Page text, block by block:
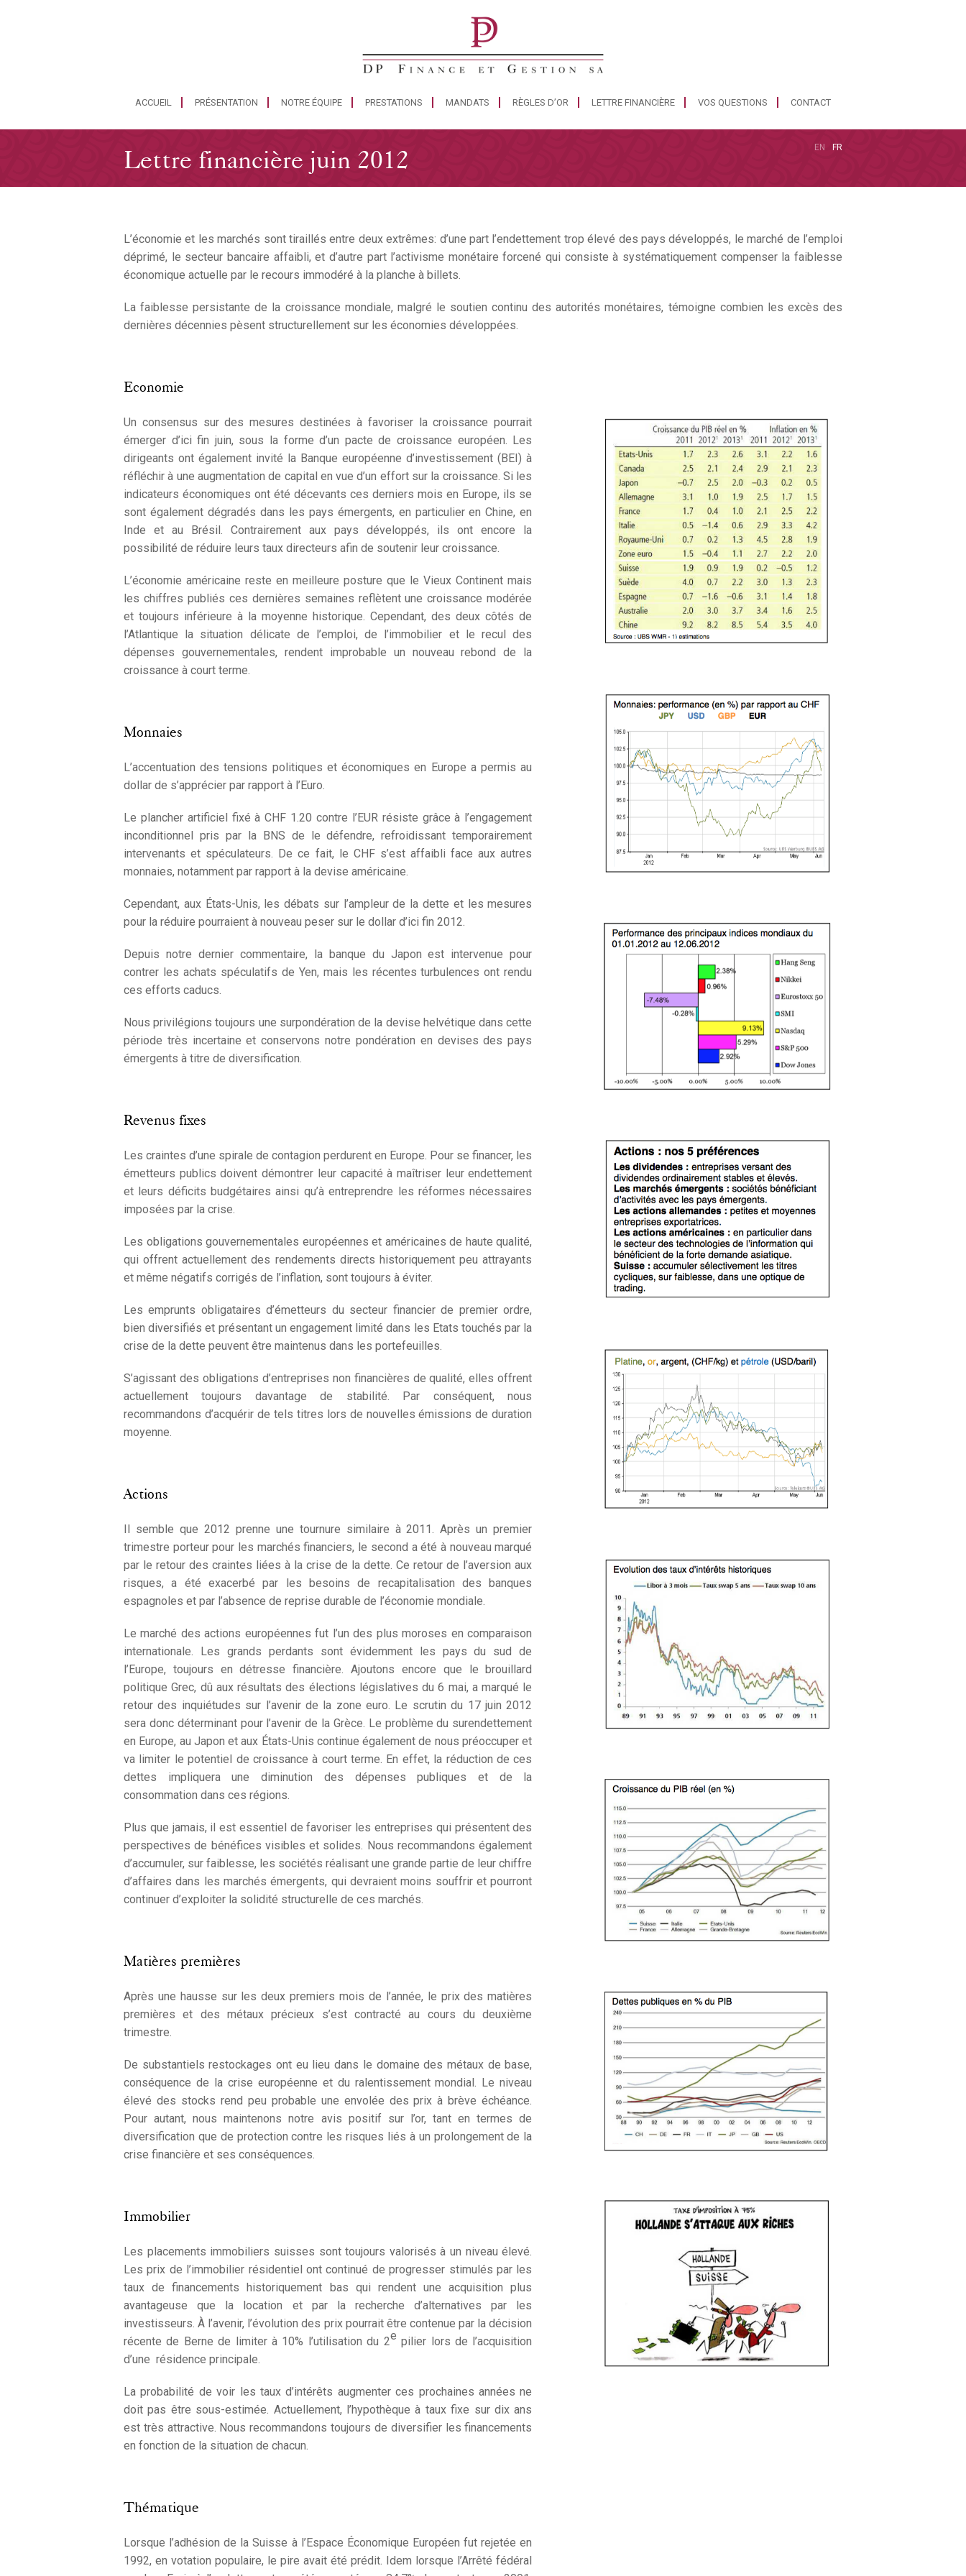
ACCUEIL PRÉSENTATION NOTRE ÉQUIPE PRESTATIONS MANDATS RÈGLES D’OR LETTRE FINANCIÈRE VOS QUESTIONS CONTACT
FR
EN
Lettre financière juin 2012
L’économie et les marchés sont tiraillés entre deux extrêmes: d’une part l’endettement trop élevé des pays développés, le marché de l’emploi
déprimé, le secteur bancaire affaibli, et d’autre part l’activisme monétaire forcené qui consiste à systématiquement compenser la faiblesse
économique actuelle par le recours immodéré à la planche à billets.
La faiblesse persistante de la croissance mondiale, malgré le soutien continu des autorités monétaires, témoigne combien les excès des
dernières décennies pèsent structurellement sur les économies développées.
Economie
Un consensus sur des mesures destinées à favoriser la croissance pourrait
émerger d’ici fin juin, sous la forme d’un pacte de croissance européen. Les
dirigeants ont également invité la Banque européenne d’investissement (BEI) à
réfléchir à une augmentation de capital en vue d’un effort sur la croissance. Si les
indicateurs économiques ont été décevants ces derniers mois en Europe, ils se
sont également dégradés dans les pays émergents, en particulier en Chine, en
Inde et au Brésil. Contrairement aux pays développés, ils ont encore la
possibilité de réduire leurs taux directeurs afin de soutenir leur croissance.
L’économie américaine reste en meilleure posture que le Vieux Continent mais
les chiffres publiés ces dernières semaines reflètent une croissance modérée
et toujours inférieure à la moyenne historique. Cependant, des deux côtés de
l’Atlantique la situation délicate de l’emploi, de l’immobilier et le recul des
dépenses gouvernementales, rendent improbable un nouveau rebond de la
croissance à court terme.
Monnaies
L’accentuation des tensions politiques et économiques en Europe a permis au
dollar de s’apprécier par rapport à l’Euro.
Le plancher artificiel fixé à CHF 1.20 contre l’EUR résiste grâce à l’engagement
inconditionnel pris par la BNS de le défendre, refroidissant temporairement
intervenants et spéculateurs. De ce fait, le CHF s’est affaibli face aux autres
monnaies, notamment par rapport à la devise américaine.
Cependant, aux États-Unis, les débats sur l’ampleur de la dette et les mesures
pour la réduire pourraient à nouveau peser sur le dollar d’ici fin 2012.
Depuis notre dernier commentaire, la banque du Japon est intervenue pour
contrer les achats spéculatifs de Yen, mais les récentes turbulences ont rendu
ces efforts caducs.
Nous privilégions toujours une surpondération de la devise helvétique dans cette
période très incertaine et conservons notre pondération en devises des pays
émergents à titre de diversification.
Revenus fixes
Les craintes d’une spirale de contagion perdurent en Europe. Pour se financer, les
émetteurs publics doivent démontrer leur capacité à maîtriser leur endettement
et leurs déficits budgétaires ainsi qu’à entreprendre les réformes nécessaires
imposées par la crise.
Les obligations gouvernementales européennes et américaines de haute qualité,
qui offrent actuellement des rendements directs historiquement peu attrayants
et même négatifs corrigés de l’inflation, sont toujours à éviter.
Les emprunts obligataires d’émetteurs du secteur financier de premier ordre,
bien diversifiés et présentant un engagement limité dans les Etats touchés par la
crise de la dette peuvent être maintenus dans les portefeuilles.
S’agissant des obligations d’entreprises non financières de qualité, elles offrent
actuellement toujours davantage de stabilité. Par conséquent, nous
recommandons d’acquérir de tels titres lors de nouvelles émissions de duration
moyenne.
Actions
Il semble que 2012 prenne une tournure similaire à 2011. Après un premier
trimestre porteur pour les marchés financiers, le second a été à nouveau marqué
par le retour des craintes liées à la crise de la dette. Ce retour de l’aversion aux
risques, a été exacerbé par les besoins de recapitalisation des banques
espagnoles et par l’absence de reprise durable de l’économie mondiale.
Le marché des actions européennes fut l’un des plus moroses en comparaison
internationale. Les grands perdants sont évidemment les pays du sud de
l’Europe, toujours en détresse financière. Ajoutons encore que le brouillard
politique Grec, dû aux résultats des élections législatives du 6 mai, a marqué le
retour des inquiétudes sur l’avenir de la zone euro. Le scrutin du 17 juin 2012
sera donc déterminant pour l’avenir de la Grèce. Le problème du surendettement
en Europe, au Japon et aux États-Unis continue également de nous préoccuper et
va limiter le potentiel de croissance à court terme. En effet, la réduction de ces
dettes impliquera une diminution des dépenses publiques et de la
consommation dans ces régions.
Plus que jamais, il est essentiel de favoriser les entreprises qui présentent des
perspectives de bénéfices visibles et solides. Nous recommandons également
d’accumuler, sur faiblesse, les sociétés réalisant une grande partie de leur chiffre
d’affaires dans les marchés émergents, qui devraient moins souffrir et pourront
continuer d’exploiter la solidité structurelle de ces marchés.
Matières premières
Après une hausse sur les deux premiers mois de l’année, le prix des matières
premières et des métaux précieux s’est contracté au cours du deuxième
trimestre.
De substantiels restockages ont eu lieu dans le domaine des métaux de base,
conséquence de la crise européenne et du ralentissement mondial. Le niveau
élevé des stocks rend peu probable une envolée des prix à brève échéance.
Pour autant, nous maintenons notre avis positif sur l’or, tant en termes de
diversification que de protection contre les risques liés à un prolongement de la
crise financière et ses conséquences.
Immobilier
Les placements immobiliers suisses sont toujours valorisés à un niveau élevé.
Les prix de l’immobilier résidentiel ont continué de progresser stimulés par les
taux de financements historiquement bas qui rendent une acquisition plus
avantageuse que la location et par la recherche d’alternatives par les
investisseurs. À l’avenir, l’évolution des prix pourrait être contenue par la décision
récente de Berne de limiter à 10% l’utilisation du 2e pilier lors de l’acquisition
d’une résidence principale.
La probabilité de voir les taux d’intérêts augmenter ces prochaines années ne
doit pas être sous-estimée. Actuellement, l’hypothèque à taux fixe sur dix ans
est très attractive. Nous recommandons toujours de diversifier les financements
en fonction de la situation de chacun.
Thématique
Lorsque l’adhésion de la Suisse à l’Espace Économique Européen fut rejetée en
1992, en votation populaire, le pire avait été prédit. Idem lorsque l’Arrêté fédéral